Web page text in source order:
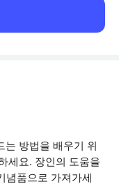
는 방법을 배우기 위
세요. 장인의 도움을
념품으로 가져가세